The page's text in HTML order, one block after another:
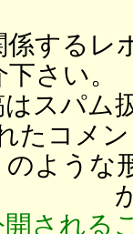
するレ
下さい。
はスパム
たコメン
のような
される